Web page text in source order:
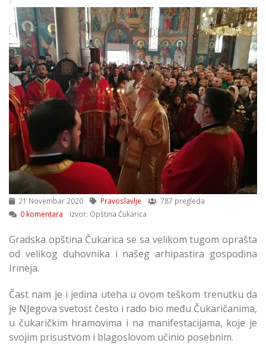
21 Novembar 2020 Pravoslavlje
787 pregleda
0 komentara
Izvor: Opština Čukarica
Gradska opština Čukarica se sa velikom tugom oprašta
od velikog duhovnika i našeg arhipastira gospodina
Irineja.
Čast nam je i jedina uteha u ovom teškom trenutku da
je NJegova svetost često i rado bio među Čukaričanima,
u čukaričkim hramovima i na manifestacijama, koje je
svojim prisustvom i blagoslovom učinio posebnim.